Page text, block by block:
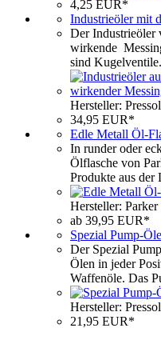
4,25 EUR*
Industrieöler mit
Der Industrieöler
wirkende
sind
Hersteller: Pressol
34,95 EUR*
Edle Metall Öl-
In runder oder
Ölflasche von
Produkte aus
Hersteller: Parker
ab 39,95 EUR*
Spezial Pump-
Der Spezial
Ölen in jeder
Waffenöle. Das
Hersteller: Pressol
21,95 EUR*